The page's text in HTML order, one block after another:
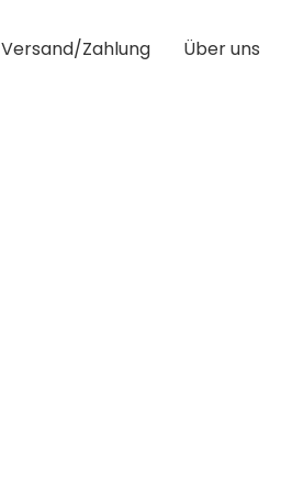
Versand/Zahlung Über uns